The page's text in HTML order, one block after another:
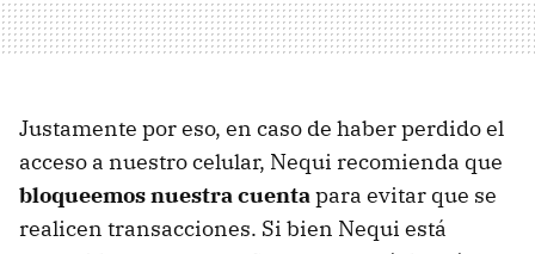
Justamente por eso, en caso de haber perdido el
acceso a nuestro celular, Nequi recomienda que
bloqueemos nuestra cuentapara evitar que se
realicen transacciones. Si bien Nequi está